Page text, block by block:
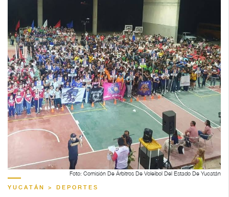
Foto: Comisión De Árbitros De Voleibol Del Estado De Yucatán
YUCATÁN > DEPORTES